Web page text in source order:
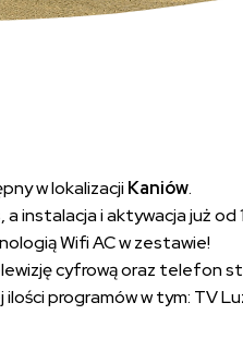
w lokalizacjiKaniów.
i aktywacja już od
Wifi AC w zestawie!
cyfrową oraz telefon
programów w tym: TV